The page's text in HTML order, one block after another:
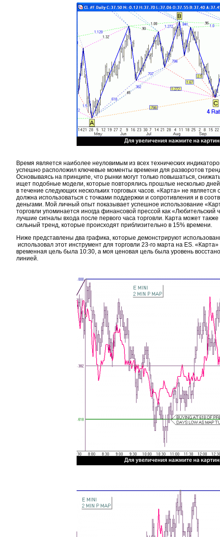
Время является наиболее неуловимым из всех технических
успешно расположил ключевые моменты времени для разворотов
Основываясь на принципе, что рынки могут только повышаться,
ищет подобные модели, которые повторялись прошлые несколько
в течение следующих нескольких торговых часов. «Карта» не
должна использоваться с точками поддержки и сопротивления и в
деньгами. Мой личный опыт показывает успешное использование
торговли упоминается иногда финансовой прессой как
лучшие сигналы входа после первого часа торговли. Карта может
сильный тренд, которые происходят приблизительно в 15% времени.
Ниже представлены два графика, которые демонстрируют
использовал этот инструмент для торговли 23-го марта на ES.
временная цель была 10:30, а моя ценовая цель была уровень
линией.